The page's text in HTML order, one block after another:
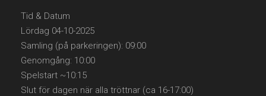
Tid & Datum
Lördag 04-10-2025
Samling (på parkeringen): 09:00
Genomgång: 10:00
Spelstart ~10:15
Slut för dagen när alla tröttnar (ca 16-17:00)